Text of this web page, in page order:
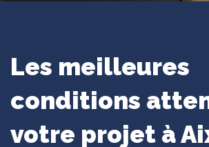
Les meilleures
conditions
votre projet à